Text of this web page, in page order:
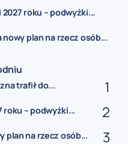
roku – podwyżki...
plan na rzecz osób...
trafił do...
roku – podwyżki...
plan na rzecz osób...